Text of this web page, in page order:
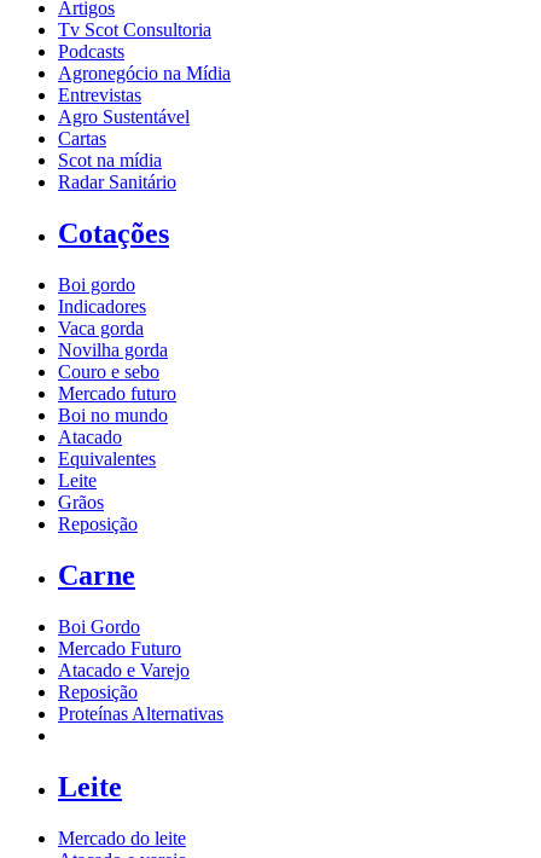
Artigos
Tv Scot Consultoria
Podcasts
Agronegócio na Mídia
Entrevistas
Agro Sustentável
Cartas
Scot na mídia
Radar Sanitário
Cotações
Boi gordo
Indicadores
Vaca gorda
Novilha gorda
Couro e sebo
Mercado futuro
Boi no mundo
Atacado
Equivalentes
Leite
Grãos
Reposição
Carne
Boi Gordo
Mercado Futuro
Atacado e Varejo
Reposição
Proteínas Alternativas
Leite
Mercado do leite